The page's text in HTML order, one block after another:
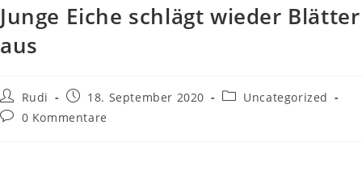
Junge Eiche schlägt wieder Blätter
aus
Rudi 18. September 2020
Uncategorized
0 Kommentare